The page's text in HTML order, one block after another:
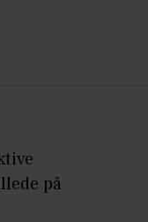
på